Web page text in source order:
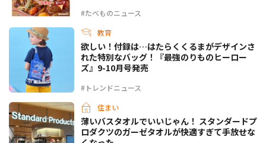
#たべものニュース
教育
#トレンドニュース
欲しい！付録は…はたらくくるまがデザインさ
れた特別なバッグ！『最強のりものヒーロー
ズ』9-10月号発売
住まい
薄いバスタオルでいいじゃん！ スタンダードプ
ロダクツのガーゼタオルが快適すぎて手放せな